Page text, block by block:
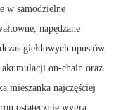
w samodzielne
napędzane
giełdowych upustów.
akumulacji on-chain oraz
mieszanka najczęściej
ostatecznie wygra.